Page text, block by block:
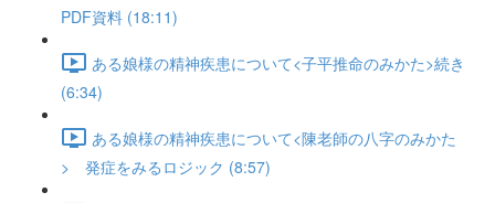
PDF資料 (18:11)
ある娘様の精神疾患について<子平推命のみかた>続き
(6:34)
ある娘様の精神疾患について<陳老師の八字のみかた
> 発症をみるロジック (8:57)